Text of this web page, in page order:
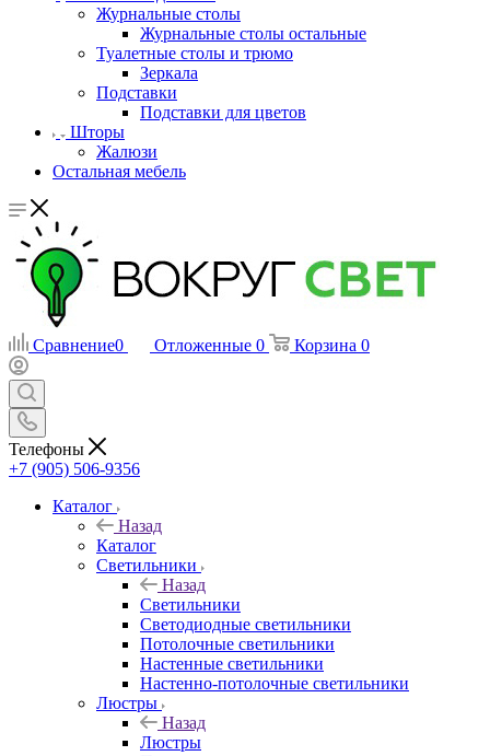
Журнальные столы
Журнальные столы остальные
Туалетные столы и трюмо
Зеркала
Подставки
Подставки для цветов
Шторы
Жалюзи
Остальная мебель
Сравнение0 Отложенные 0 Корзина 0
Телефоны
+7 (905) 506-9356
Каталог
Назад
Каталог
Светильники
Назад
Светильники
Светодиодные светильники
Потолочные светильники
Настенные светильники
Настенно-потолочные светильники
Люстры
Назад
Люстры